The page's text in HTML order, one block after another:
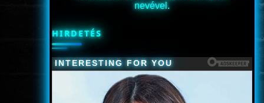
nevével.
HIRDETÉS